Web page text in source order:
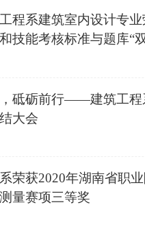
程系建筑室内设计专
技能考核标准与题库“
砥砺前行——建筑工程
大会
荣获2020年湖南省职
量赛项三等奖